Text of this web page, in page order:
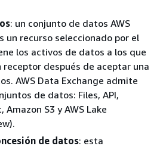
: un conjunto de datos AWS
un recurso seleccionado por el
los activos de datos a los que
receptor después de aceptar una
AWS Data Exchange admite
de datos: Files, API,
S3 y AWS Lake
de datos: esta